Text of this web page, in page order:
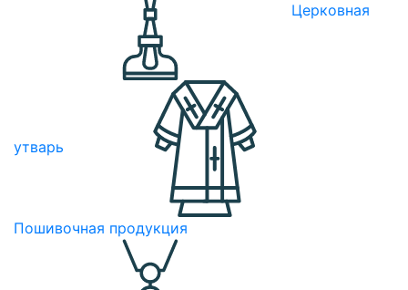
Церковная
утварь
Пошивочная продукция